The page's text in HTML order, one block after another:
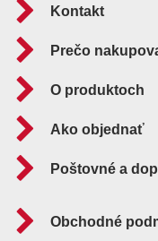
Kontakt
Prečo
O produktoch
Ako objednať
Poštovné a
Obchodné